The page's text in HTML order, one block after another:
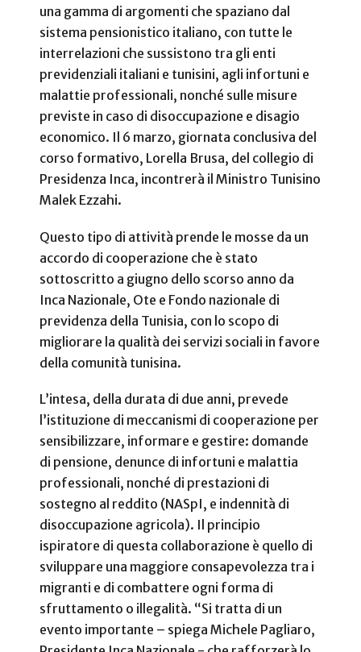
una gamma di argomenti che spaziano dal
sistema pensionistico italiano, con tutte le
interrelazioni che sussistono tra gli enti
previdenziali italiani e tunisini, agli infortuni e
malattie professionali, nonché sulle misure
previste in caso di disoccupazione e disagio
economico. Il 6 marzo, giornata conclusiva del
corso formativo, Lorella Brusa, del collegio di
Presidenza Inca, incontrerà il Ministro Tunisino
Malek Ezzahi.
Questo tipo di attività prende le mosse da un
accordo di cooperazione che è stato
sottoscritto a giugno dello scorso anno da
Inca Nazionale, Ote e Fondo nazionale di
previdenza della Tunisia, con lo scopo di
migliorare la qualità dei servizi sociali in favore
della comunità tunisina.
L’intesa, della durata di due anni, prevede
l’istituzione di meccanismi di cooperazione per
sensibilizzare, informare e gestire: domande
di pensione, denunce di infortuni e malattia
professionali, nonché di prestazioni di
sostegno al reddito (NASpI, e indennità di
disoccupazione agricola). Il principio
ispiratore di questa collaborazione è quello di
sviluppare una maggiore consapevolezza tra i
migranti e di combattere ogni forma di
sfruttamento o illegalità. “Si tratta di un
evento importante – spiega Michele Pagliaro,